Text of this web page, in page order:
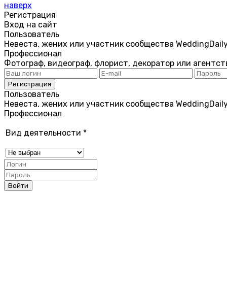
наверх
Регистрация
Вход на сайт
Пользователь
Невеста, жених или участник сообщества
Профессионал
Фотограф, видеограф, флорист, декоратор или
Пользователь
Невеста, жених или участник сообщества
Профессионал
Вид деятельности *